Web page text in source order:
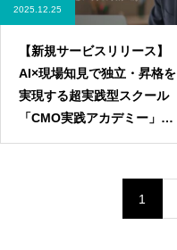
2025.12.25
【新規サービスリリース】
AI×現場知見で独立・昇格を
実現する超実践型スクール
「CMO実践アカデミー」の
提供を開始
1